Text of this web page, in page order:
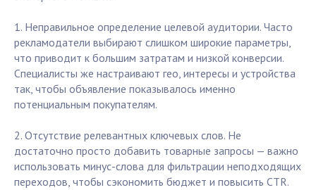
1. Неправильное определение целевой аудитории. Часто
рекламодатели выбирают слишком широкие параметры,
что приводит к большим затратам и низкой конверсии.
Специалисты же настраивают гео, интересы и устройства
так, чтобы объявление показывалось именно
потенциальным покупателям.
2. Отсутствие релевантных ключевых слов. Не
достаточно просто добавить товарные запросы — важно
использовать минус-слова для фильтрации неподходящих
переходов, чтобы сэкономить бюджет и повысить CTR.